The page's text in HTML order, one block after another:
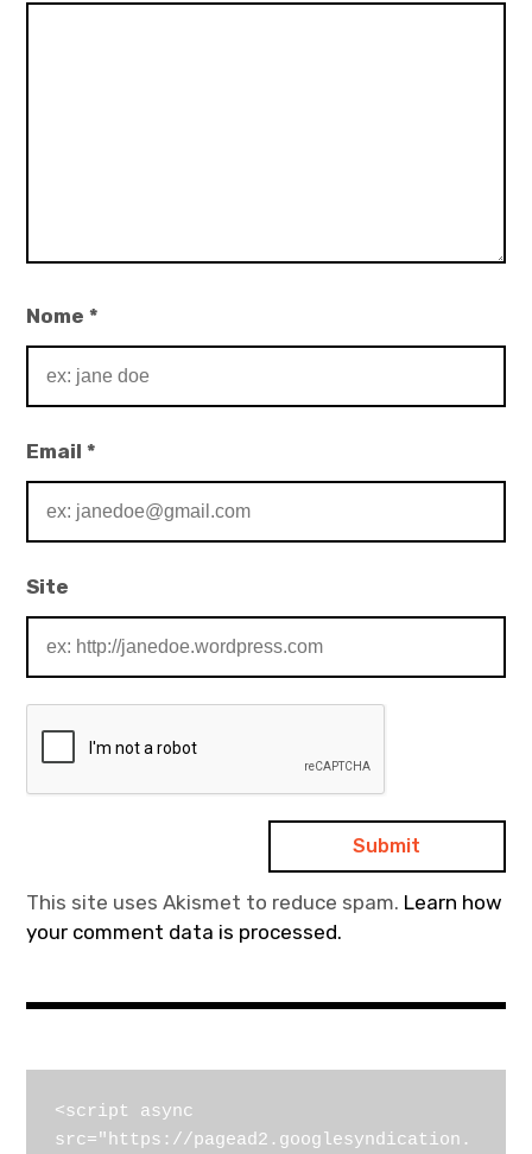
Nome*
Email*
Site
This site uses Akismet to reduce spam. Learn how
your comment data is processed.
<script async
src="https://pagead2.googlesyndication.